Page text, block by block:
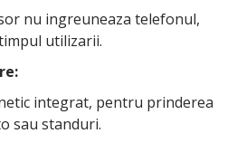
nu ingreuneaza telefonul,
utilizarii.
integrat, pentru prinderea
sau standuri.